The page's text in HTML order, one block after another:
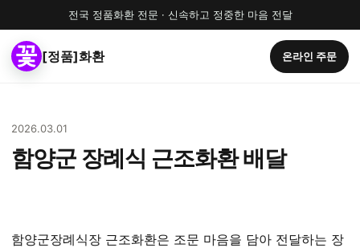
전국 정품화환 전문 · 신속하고 정중한 마음 전달
[정품]화환 온라인 주문
2026.03.01
함양군 장례식 근조화환 배달
함양군장례식장 근조화환은 조문 마음을 담아 전달하는 장